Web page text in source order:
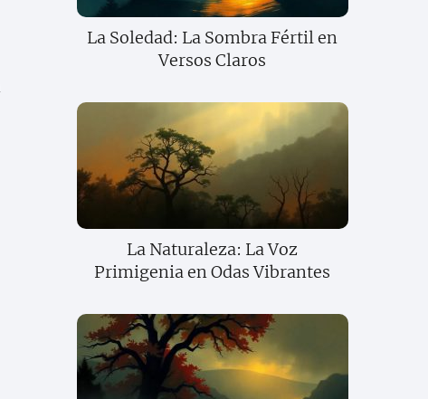
La Soledad: La Sombra Fértil en
Versos Claros
La Naturaleza: La Voz
Primigenia en Odas Vibrantes